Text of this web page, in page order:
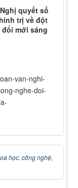
quyết số
trị về đột
mới sáng
van-nghi-
nghe-doi-
học,công nghệ,